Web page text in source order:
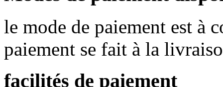
le mode de paiement est à
paiement se fait à la
facilités de paiement